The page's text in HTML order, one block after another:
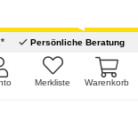
* Persönliche Beratung
Warenkorb
Merkliste